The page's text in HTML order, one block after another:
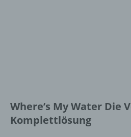
Where’s My Water Die
Komplettlösung